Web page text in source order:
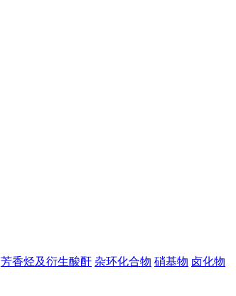
芳香烃及衍生酸酐 杂环化合物 硝基物 卤化物